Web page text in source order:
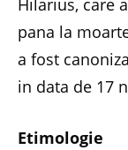
pana la
a fost
in data de 17
Etimologie